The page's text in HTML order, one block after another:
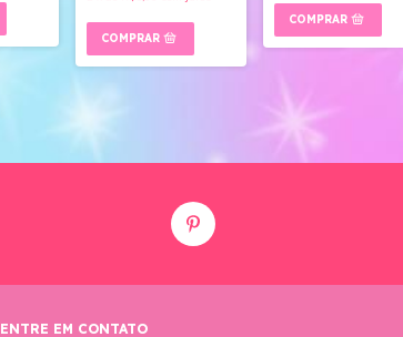
ENTRE EM CONTATO